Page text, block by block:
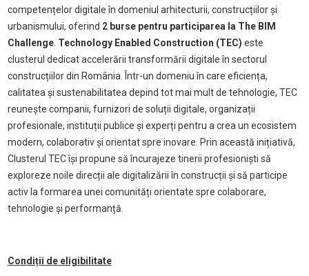
competențelor digitale în domeniul arhitecturii, construcțiilor și
urbanismului, oferind 2 burse pentru participarea la The BIM
Challenge. Technology Enabled Construction (TEC) este
clusterul dedicat accelerării transformării digitale în sectorul
construcțiilor din România. Într-un domeniu în care eficiența,
calitatea și sustenabilitatea depind tot mai mult de tehnologie, TEC
reunește companii, furnizori de soluții digitale, organizații
profesionale, instituții publice și experți pentru a crea un ecosistem
modern, colaborativ și orientat spre inovare. Prin această inițiativă,
Clusterul TEC își propune să încurajeze tinerii profesioniști să
exploreze noile direcții ale digitalizării în construcții și să participe
activ la formarea unei comunități orientate spre colaborare,
tehnologie și performanță.
Condiții de eligibilitate